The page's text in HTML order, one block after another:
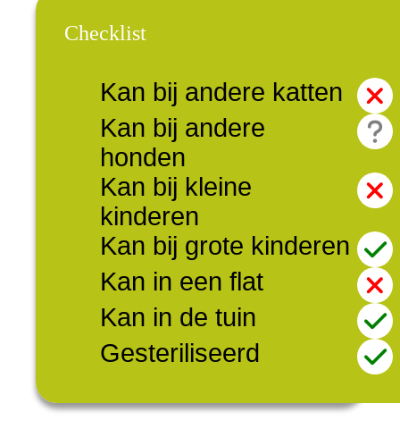
Checklist
Kan bij andere katten
Kan bij andere
honden
Kan bij kleine
kinderen
Kan bij grote kinderen
Kan in een flat
Kan in de tuin
Gesteriliseerd